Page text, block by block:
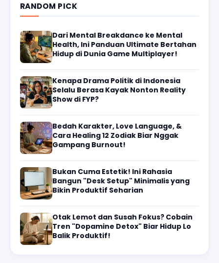
RANDOM PICK
Dari Mental Breakdance ke Mental
Health, Ini Panduan Ultimate Bertahan
Hidup di Dunia Game Multiplayer!
Kenapa Drama Politik di Indonesia
Selalu Berasa Kayak Nonton Reality
Show di FYP?
Bedah Karakter, Love Language, &
Cara Healing 12 Zodiak Biar Nggak
Gampang Burnout!
Bukan Cuma Estetik! Ini Rahasia
Bangun "Desk Setup" Minimalis yang
Bikin Produktif Seharian
Otak Lemot dan Susah Fokus? Cobain
Tren "Dopamine Detox" Biar Hidup Lo
Balik Produktif!